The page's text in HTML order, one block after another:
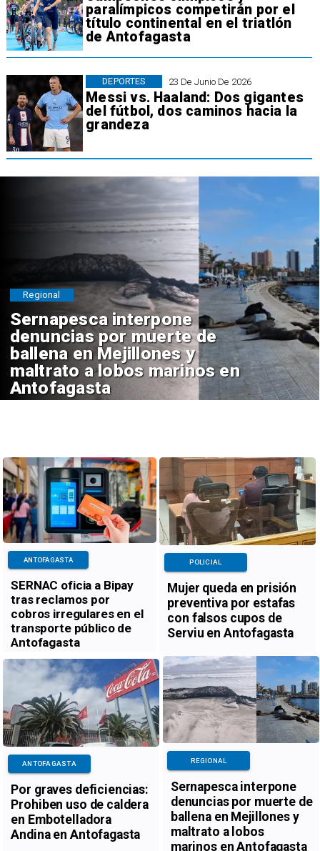
paralímpicos competirán por el
título continental en el triatlón
de Antofagasta
23 De Junio De 2026
Messi vs. Haaland: Dos gigantes
del fútbol, dos caminos hacia la
grandeza
DEPORTES
Sernapesca interpone
denuncias por muerte de
ballena en Mejillones y
maltrato a lobos marinos en
Antofagasta
Regional
SERNAC oficia a Bipay
tras reclamos por
cobros irregulares en el
transporte público de
Antofagasta
ANTOFAGASTA
Mujer queda en prisión
preventiva por estafas
con falsos cupos de
Serviu en Antofagasta
POLICIAL
Por graves deficiencias:
Prohiben uso de caldera
en Embotelladora
Andina en Antofagasta
ANTOFAGASTA
Sernapesca interpone
denuncias por muerte de
ballena en Mejillones y
maltrato a lobos
marinos en Antofagasta
REGIONAL